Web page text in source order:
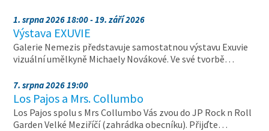
1. srpna 2026 18:00 - 19. září 2026
Výstava EXUVIE
Galerie Nemezis představuje samostatnou výstavu Exuvie
vizuální umělkyně Michaely Novákové. Ve své tvorbě…
7. srpna 2026 19:00
Los Pajos a Mrs. Collumbo
Los Pajos spolu s Mrs Collumbo Vás zvou do JP Rock n Roll
Garden Velké Meziříčí (zahrádka obecníku). Přijďte…